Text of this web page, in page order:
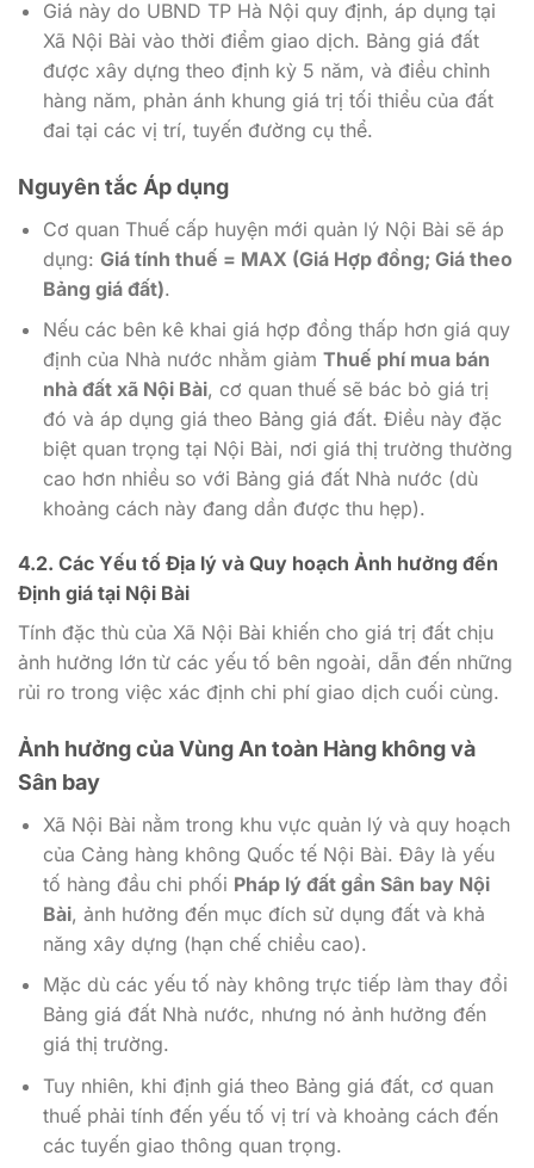
Giá này do UBND TP Hà Nội quy định, áp dụng tại
Xã Nội Bài vào thời điểm giao dịch. Bảng giá đất
được xây dựng theo định kỳ 5 năm, và điều chỉnh
hàng năm, phản ánh khung giá trị tối thiểu của đất
đai tại các vị trí, tuyến đường cụ thể.
Nguyên tắc Áp dụng
Cơ quan Thuế cấp huyện mới quản lý Nội Bài sẽ áp
dụng: Giá tính thuế = MAX (Giá Hợp đồng; Giá theo
Bảng giá đất).
Nếu các bên kê khai giá hợp đồng thấp hơn giá quy
định của Nhà nước nhằm giảm Thuế phí mua bán
nhà đất xã Nội Bài, cơ quan thuế sẽ bác bỏ giá trị
đó và áp dụng giá theo Bảng giá đất. Điều này đặc
biệt quan trọng tại Nội Bài, nơi giá thị trường thường
cao hơn nhiều so với Bảng giá đất Nhà nước (dù
khoảng cách này đang dần được thu hẹp).
4.2. Các Yếu tố Địa lý và Quy hoạch Ảnh hưởng đến
Định giá tại Nội Bài
Tính đặc thù của Xã Nội Bài khiến cho giá trị đất chịu
ảnh hưởng lớn từ các yếu tố bên ngoài, dẫn đến những
rủi ro trong việc xác định chi phí giao dịch cuối cùng.
Ảnh hưởng của Vùng An toàn Hàng không và
Sân bay
Xã Nội Bài nằm trong khu vực quản lý và quy hoạch
của Cảng hàng không Quốc tế Nội Bài. Đây là yếu
tố hàng đầu chi phối Pháp lý đất gần Sân bay Nội
Bài, ảnh hưởng đến mục đích sử dụng đất và khả
năng xây dựng (hạn chế chiều cao).
Mặc dù các yếu tố này không trực tiếp làm thay đổi
Bảng giá đất Nhà nước, nhưng nó ảnh hưởng đến
giá thị trường.
Tuy nhiên, khi định giá theo Bảng giá đất, cơ quan
thuế phải tính đến yếu tố vị trí và khoảng cách đến
các tuyến giao thông quan trọng.